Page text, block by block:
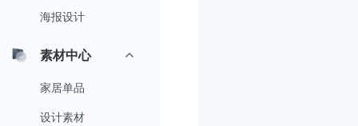
海报设计
素材中心
家居单品
设计素材